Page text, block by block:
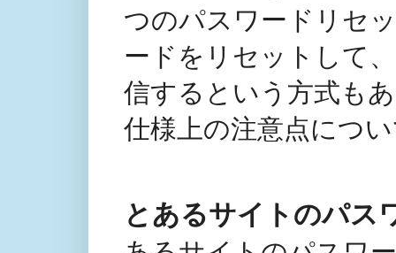
つのパスワードリセ
ードをリセットして
信するという方式も
仕様上の注意点につ
とあるサイトのパス